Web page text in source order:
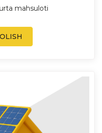
mahsuloti